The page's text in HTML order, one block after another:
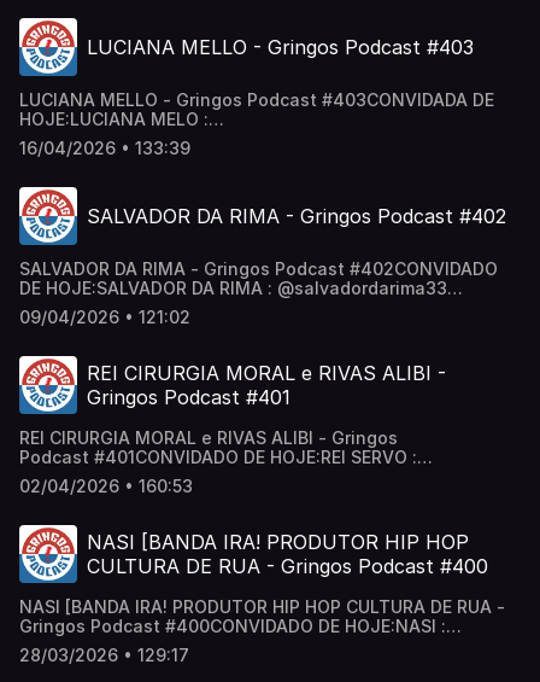
LUCIANA MELLO - Gringos Podcast #403
LUCIANA MELLO - Gringos Podcast #403CONVIDADA DE
HOJE:LUCIANA MELO :
@lucianamello / lucianamello Segue a gente:Canal de
Cortes: / @cortesgringos Gringos no Insta:
/ gringospodcast Anfitriões: @neygringos | @erickjay
16/04/2026 • 133:39
SALVADOR DA RIMA - Gringos Podcast #402
SALVADOR DA RIMA - Gringos Podcast #402CONVIDADO
DE HOJE:SALVADOR DA RIMA : ‪@salvadordarima33‬
/ salvadordarima Segue a gente:Canal de Cortes:
/ @cortesgringos Gringos no Insta:
/ gringospodcast Anfitriões: @neygringos | @erickjay
09/04/2026 • 121:02
REI CIRURGIA MORAL e RIVAS ALIBI -
Gringos Podcast #401
REI CIRURGIA MORAL e RIVAS ALIBI - Gringos
Podcast #401CONVIDADO DE HOJE:REI SERVO :
@rei_servo / rei_servo Segue a gente:Canal de Cortes:
/ @cortesgringos Gringos no Insta:
/ gringospodcast Anfitriões: @neygringos | @erickjay
02/04/2026 • 160:53
NASI [BANDA IRA! PRODUTOR HIP HOP
CULTURA DE RUA - Gringos Podcast #400
NASI [BANDA IRA! PRODUTOR HIP HOP CULTURA DE RUA -
Gringos Podcast #400CONVIDADO DE HOJE:NASI :
@oficialnasihttps://www.instagram.com/oficialnasi/Segue
a gente:Canal de Cortes:
28/03/2026 • 129:17